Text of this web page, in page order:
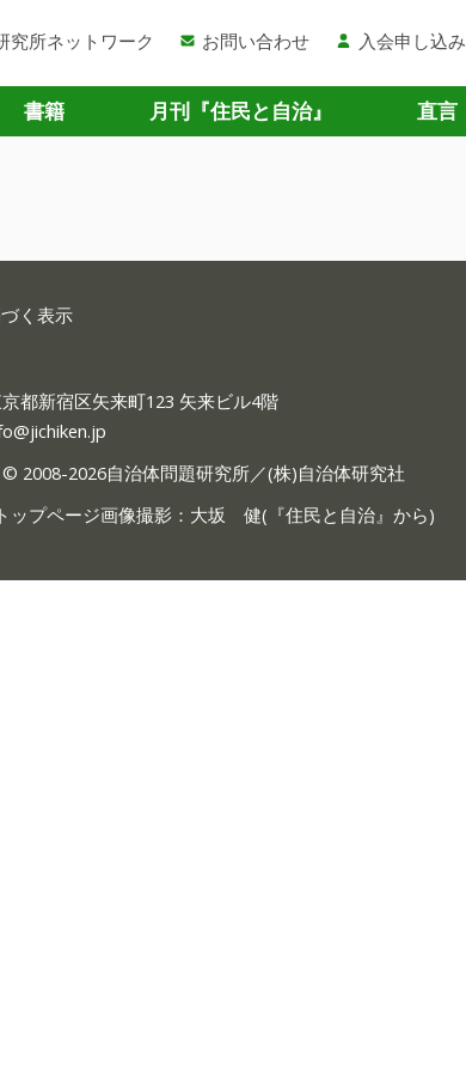
究所ネットワーク お問い合わせ 入会申し込み
書籍 月刊『住民と自治』 直言
く表示
都新宿区矢来町123 矢来ビル4階
© 2008-2026自治体問題研究所／(株)自治体研究社
ップページ画像撮影：大坂 健(『住民と自治』から)